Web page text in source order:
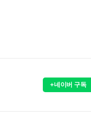
+네이버 구독